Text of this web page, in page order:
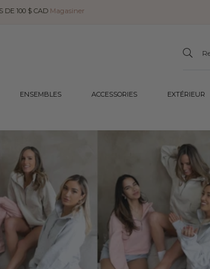
DE 100 $ CAD Magasiner
ENSEMBLES ACCESSORIES EXTÉRIEUR